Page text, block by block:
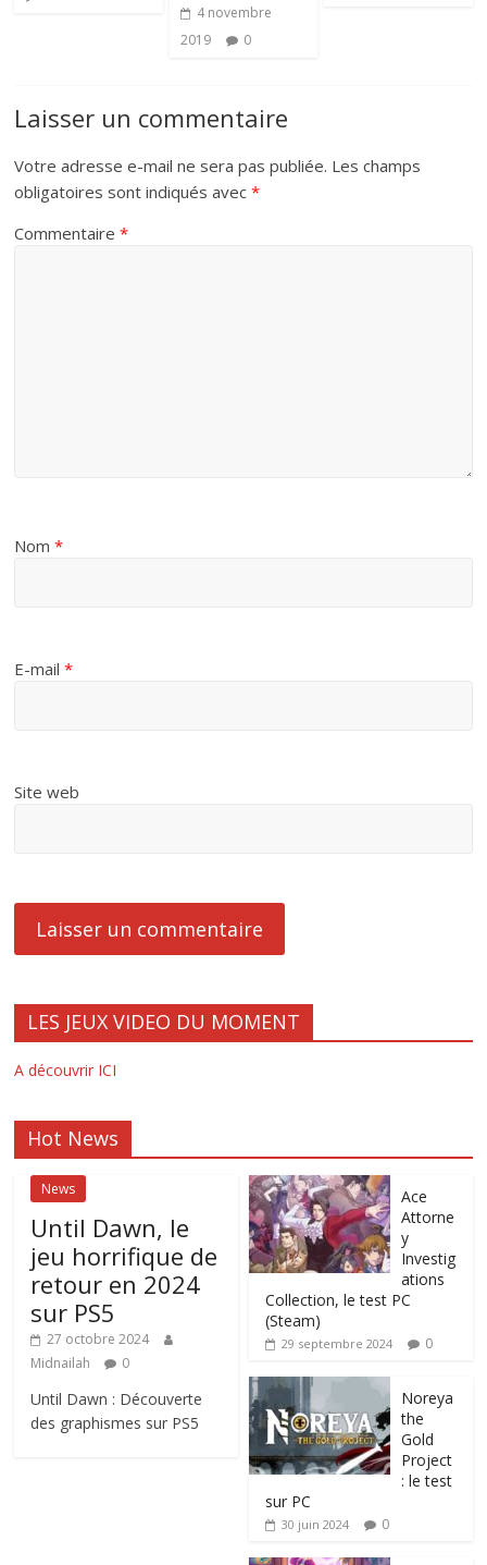
4 novembre
2019
0
Laisser un commentaire
Votre adresse e-mail ne sera pas publiée. Les champs
obligatoires sont indiqués avec*
Commentaire*
Nom*
E-mail*
Site web
LES JEUX VIDEO DU MOMENT
A découvrir ICI
Hot News
News
Until Dawn, le
jeu horrifique de
retour en 2024
sur PS5
27 octobre 2024
Midnailah
0
Until Dawn : Découverte
des graphismes sur PS5
Ace
Attorne
y
Investig
ations
Collection, le test PC
(Steam)
29 septembre 2024 0
Noreya
the
Gold
Project
: le test
sur PC
30 juin 2024 0